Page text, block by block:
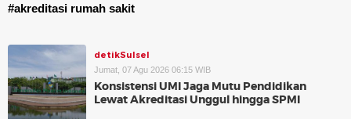
#akreditasi rumah sakit
detikSulsel
Jumat, 07 Agu 2026 06:15 WIB
Konsistensi UMI Jaga Mutu Pendidikan
Lewat Akreditasi Unggul hingga SPMI